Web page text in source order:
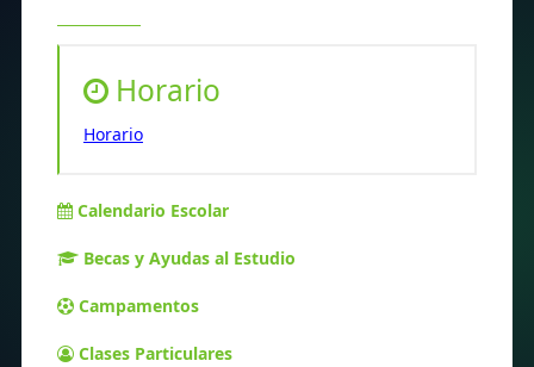
Horario
Horario
Calendario Escolar
Becas y Ayudas al Estudio
Campamentos
Clases Particulares